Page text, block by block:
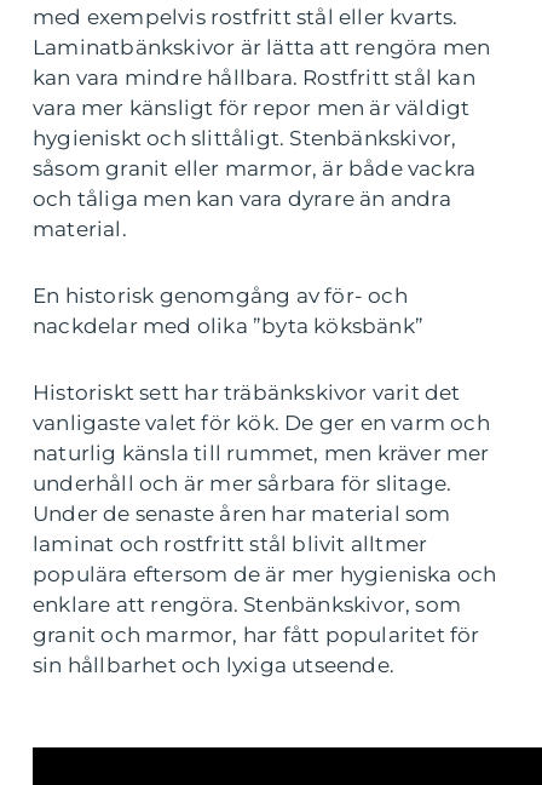
med exempelvis rostfritt stål eller kvarts.
Laminatbänkskivor är lätta att rengöra men
kan vara mindre hållbara. Rostfritt stål kan
vara mer känsligt för repor men är väldigt
hygieniskt och slittåligt. Stenbänkskivor,
såsom granit eller marmor, är både vackra
och tåliga men kan vara dyrare än andra
material.
En historisk genomgång av för- och
nackdelar med olika ”byta köksbänk”
Historiskt sett har träbänkskivor varit det
vanligaste valet för kök. De ger en varm och
naturlig känsla till rummet, men kräver mer
underhåll och är mer sårbara för slitage.
Under de senaste åren har material som
laminat och rostfritt stål blivit alltmer
populära eftersom de är mer hygieniska och
enklare att rengöra. Stenbänkskivor, som
granit och marmor, har fått popularitet för
sin hållbarhet och lyxiga utseende.